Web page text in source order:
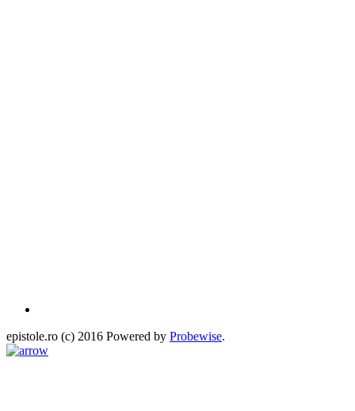
epistole.ro (c) 2016 Powered by Probewise.